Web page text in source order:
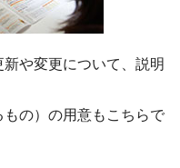
や変更について、説明
の）の用意もこちらで